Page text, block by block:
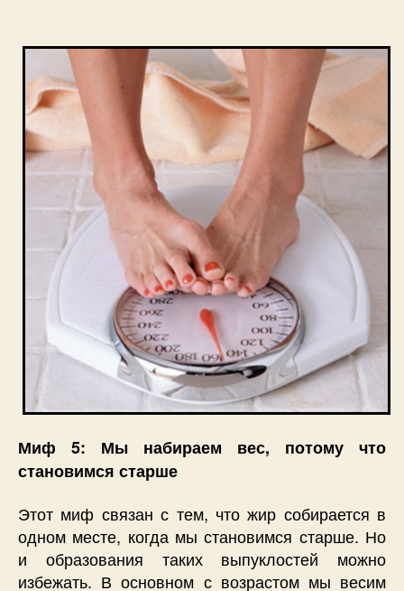
Миф 5: Мы набираем вес, потому что
становимся старше
Этот миф связан с тем, что жир собирается в
одном месте, когда мы становимся старше. Но
и образования таких выпуклостей можно
избежать. В основном с возрастом мы весим